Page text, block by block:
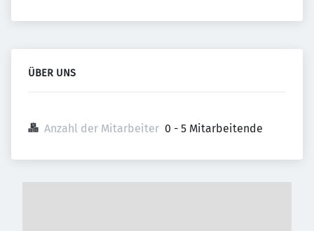
ÜBER UNS
Anzahl der Mitarbeiter 0 - 5 Mitarbeitende